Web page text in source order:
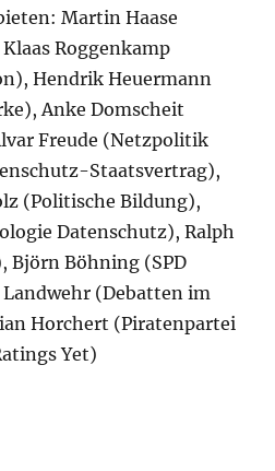
Martin Haase
Roggenkamp
Hendrik Heuermann
Anke Domscheit
Freude (Netzpolitik
Staatsvertrag),
(Politische Bildung),
Datenschutz), Ralph
Björn Böhning (SPD
(Debatten im
Horchert (Piratenpartei
Yet)